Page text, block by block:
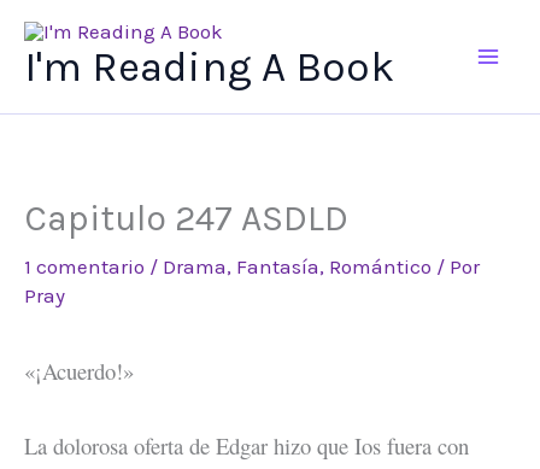
I'm Reading A Book
Capitulo 247 ASDLD
1 comentario / Drama, Fantasía, Romántico / Por
Pray
«¡Acuerdo!»
La dolorosa oferta de Edgar hizo que Ios fuera con